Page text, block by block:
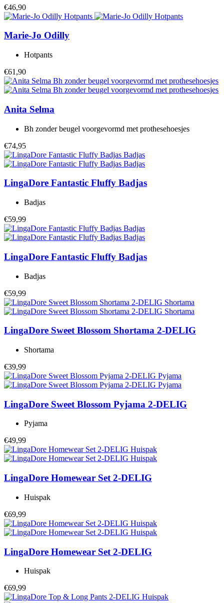
€46,90
Marie-Jo Odilly
Hotpants
€61,90
Anita Selma
Bh zonder beugel voorgevormd met prothesehoesjes
€74,95
LingaDore Fantastic Fluffy Badjas
Badjas
€59,99
LingaDore Fantastic Fluffy Badjas
Badjas
€59,99
LingaDore Sweet Blossom Shortama 2-DELIG
Shortama
€39,99
LingaDore Sweet Blossom Pyjama 2-DELIG
Pyjama
€49,99
LingaDore Homewear Set 2-DELIG
Huispak
€69,99
LingaDore Homewear Set 2-DELIG
Huispak
€69,99